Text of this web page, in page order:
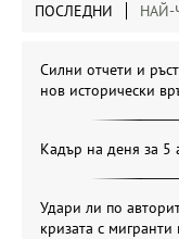
ПОСЛЕДНИ НАЙ-
Силни отчети и
нов исторически
Кадър на деня за 5
Удари ли по
кризата с мигранти